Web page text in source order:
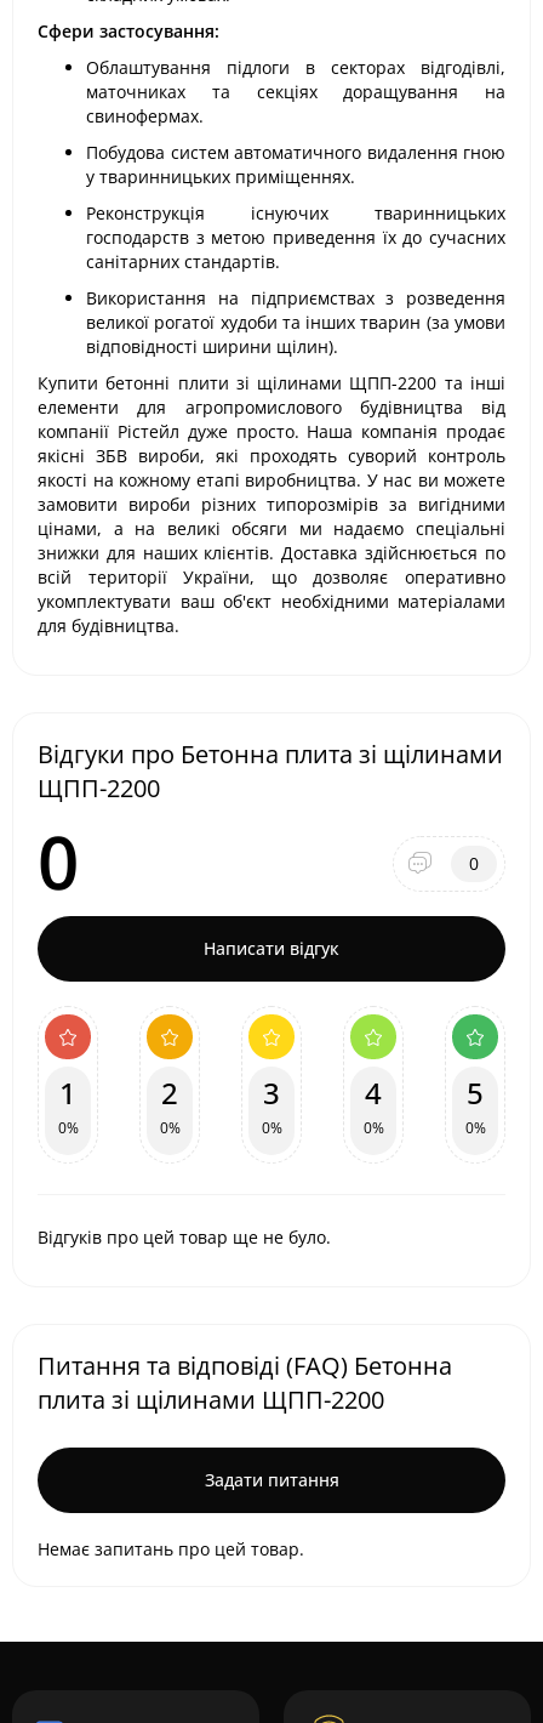
Сфери застосування:
Облаштування підлоги в секторах відгодівлі,
маточниках та секціях доращування на
свинофермах.
Побудова систем автоматичного видалення гною
у тваринницьких приміщеннях.
Реконструкція існуючих тваринницьких
господарств з метою приведення їх до сучасних
санітарних стандартів.
Використання на підприємствах з розведення
великої рогатої худоби та інших тварин (за умови
відповідності ширини щілин).
Купити бетонні плити зі щілинами ЩПП-2200 та інші
елементи для агропромислового будівництва від
компанії Рістейл дуже просто. Наша компанія продає
якісні ЗБВ вироби, які проходять суворий контроль
якості на кожному етапі виробництва. У нас ви можете
замовити вироби різних типорозмірів за вигідними
цінами, а на великі обсяги ми надаємо спеціальні
знижки для наших клієнтів. Доставка здійснюється по
всій території України, що дозволяє оперативно
укомплектувати ваш об'єкт необхідними матеріалами
для будівництва.
Відгуки про Бетонна плита зі щілинами
ЩПП-2200
0 0
Написати відгук
1
0%
2
0%
3
0%
4
0%
5
0%
Відгуків про цей товар ще не було.
Питання та відповіді (FAQ) Бетонна
плита зі щілинами ЩПП-2200
Задати питання
Немає запитань про цей товар.